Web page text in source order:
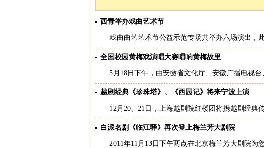
西青举办戏曲艺术节
戏曲曲艺艺术节公益示范专场共举办六场演出，
全国校园黄梅戏演唱大赛唱响黄梅故里
5月18日下午，由安徽省文化厅、安徽广播电视
越剧经典《珍珠塔》、《西园记》将来宁波上演
12月20、21日，上海越剧院红楼团将携越剧经典
白派名剧《临江驿》再次登上梅兰芳大剧院
2011年11月13日下午两点在北京梅兰芳大剧院为